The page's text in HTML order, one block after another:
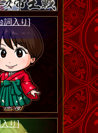
詞入り]
り]